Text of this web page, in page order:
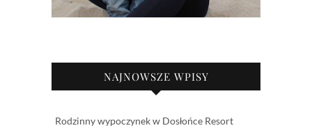
NAJNOWSZE WPISY
Rodzinny wypoczynek w Dosłońce Resort